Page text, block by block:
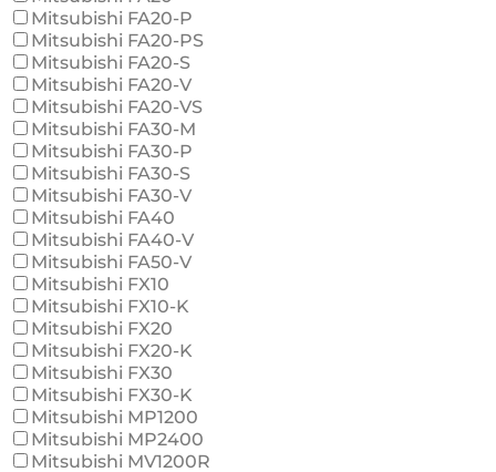
Mitsubishi FA20-P
Mitsubishi FA20-PS
Mitsubishi FA20-S
Mitsubishi FA20-V
Mitsubishi FA20-VS
Mitsubishi FA30-M
Mitsubishi FA30-P
Mitsubishi FA30-S
Mitsubishi FA30-V
Mitsubishi FA40
Mitsubishi FA40-V
Mitsubishi FA50-V
Mitsubishi FX10
Mitsubishi FX10-K
Mitsubishi FX20
Mitsubishi FX20-K
Mitsubishi FX30
Mitsubishi FX30-K
Mitsubishi MP1200
Mitsubishi MP2400
Mitsubishi MV1200R